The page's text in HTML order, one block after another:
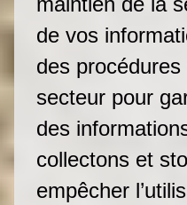
de vos
des
secteur pour
des
collectons et
empêcher